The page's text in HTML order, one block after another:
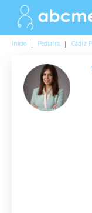
Inicio | Pediatra | Cádiz